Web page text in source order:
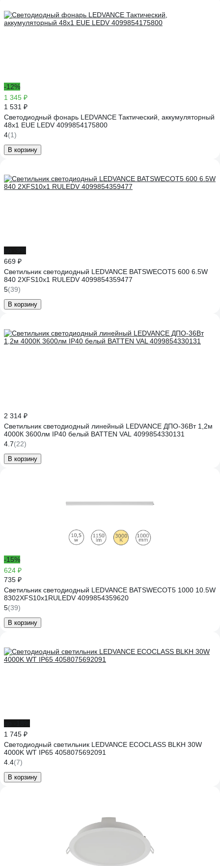
-12%
1 345 ₽
1 531 ₽
Светодиодный фонарь LEDVANCE Тактический, аккумуляторный
48x1 EUE LEDV 4099854175800
4(1)
В корзину
669 ₽
Светильник светодиодный LEDVANCE BATSWECOT5 600 6.5W
840 2XFS10x1 RULEDV 4099854359477
5(39)
В корзину
2 314 ₽
Светильник светодиодный линейный LEDVANCE ДПО-36Вт 1,2м
4000К 3600лм IP40 белый BATTEN VAL 4099854330131
4.7(22)
В корзину
-15%
624 ₽
735 ₽
Светильник светодиодный LEDVANCE BATSWECOT5 1000 10.5W
8302XFS10x1RULEDV 4099854359620
5(39)
В корзину
1 745 ₽
Светодиодный светильник LEDVANCE ECOCLASS BLKH 30W
4000K WT IP65 4058075692091
4.4(7)
В корзину